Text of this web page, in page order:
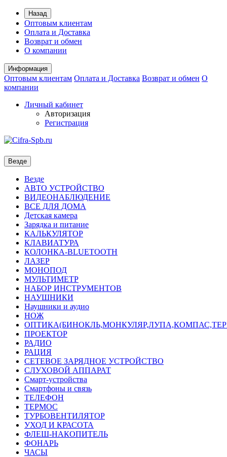
Назад
Оптовым клиентам
Оплата и Доставка
Возврат и обмен
О компании
Информация
Оптовым клиентам Оплата и Доставка Возврат и обмен О
компании
Личный кабинет
Авторизация
Регистрация
Везде
Везде
АВТО УСТРОЙСТВО
ВИДЕОНАБЛЮДЕНИЕ
ВСЕ ДЛЯ ДОМА
Детская камера
Зарядка и питание
КАЛЬКУЛЯТОР
КЛАВИАТУРА
КОЛОНКА-BLUETOOTH
ЛАЗЕР
МОНОПОД
МУЛЬТИМЕТР
НАБОР ИНСТРУМЕНТОВ
НАУШНИКИ
Наушники и аудио
НОЖ
ПРОЕКТОР
РАДИО
РАЦИЯ
СЕТЕВОЕ ЗАРЯДНОЕ УСТРОЙСТВО
СЛУХОВОЙ АППАРАТ
Смарт-устройства
Смартфоны и связь
ТЕЛЕФОН
ТЕРМОС
ТУРБОВЕНТИЛЯТОР
УХОД И КРАСОТА
ФЛЕШ-НАКОПИТЕЛЬ
ФОНАРЬ
ЧАСЫ